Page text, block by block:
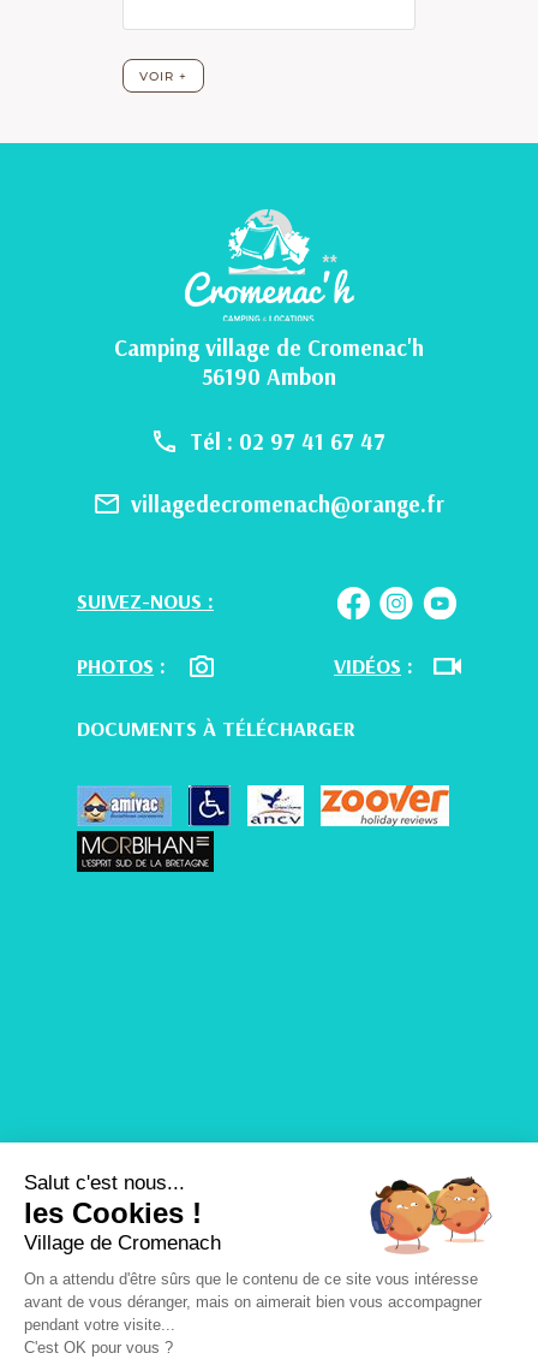
Camping village de Cromenac'h
56190 Ambon
Tél : 02 97 41 67 47
villagedecromenach@orange.fr
SUIVEZ-NOUS :
PHOTOS : VIDÉOS :
DOCUMENTS À TÉLÉCHARGER
Salut c'est nous...
les Cookies !
Village de Cromenach
On a attendu d'être sûrs que le contenu de ce site vous intéresse
avant de vous déranger, mais on aimerait bien vous accompagner
pendant votre visite...
C'est OK pour vous ?